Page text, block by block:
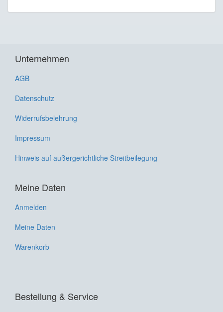
Unternehmen
AGB
Datenschutz
Widerrufsbelehrung
Impressum
Hinweis auf außergerichtliche Streitbeilegung
Meine Daten
Anmelden
Meine Daten
Warenkorb
Bestellung & Service